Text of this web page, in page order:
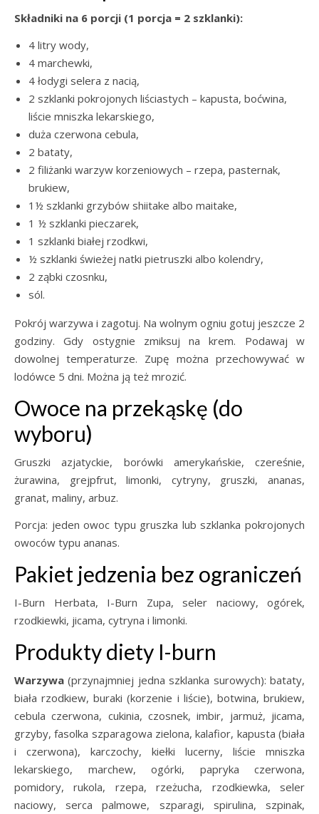
Składniki na 6 porcji (1 porcja = 2 szklanki):
4 litry wody,
4 marchewki,
4 łodygi selera z nacią,
2 szklanki pokrojonych liściastych – kapusta, boćwina,
liście mniszka lekarskiego,
duża czerwona cebula,
2 bataty,
2 filiżanki warzyw korzeniowych – rzepa, pasternak,
brukiew,
1½ szklanki grzybów shiitake albo maitake,
1 ½ szklanki pieczarek,
1 szklanki białej rzodkwi,
½ szklanki świeżej natki pietruszki albo kolendry,
2 ząbki czosnku,
sól.
Pokrój warzywa i zagotuj. Na wolnym ogniu gotuj jeszcze 2
godziny. Gdy ostygnie zmiksuj na krem. Podawaj w
dowolnej temperaturze. Zupę można przechowywać w
lodówce 5 dni. Można ją też mrozić.
Owoce na przekąskę (do
wyboru)
Gruszki azjatyckie, borówki amerykańskie, czereśnie,
żurawina, grejpfrut, limonki, cytryny, gruszki, ananas,
granat, maliny, arbuz.
Porcja: jeden owoc typu gruszka lub szklanka pokrojonych
owoców typu ananas.
Pakiet jedzenia bez ograniczeń
I-Burn Herbata, I-Burn Zupa, seler naciowy, ogórek,
rzodkiewki, jicama, cytryna i limonki.
Produkty diety I-burn
Warzywa (przynajmniej jedna szklanka surowych): bataty,
biała rzodkiew, buraki (korzenie i liście), botwina, brukiew,
cebula czerwona, cukinia, czosnek, imbir, jarmuż, jicama,
grzyby, fasolka szparagowa zielona, kalafior, kapusta (biała
i czerwona), karczochy, kiełki lucerny, liście mniszka
lekarskiego, marchew, ogórki, papryka czerwona,
pomidory, rukola, rzepa, rzeżucha, rzodkiewka, seler
naciowy, serca palmowe, szparagi, spirulina, szpinak,